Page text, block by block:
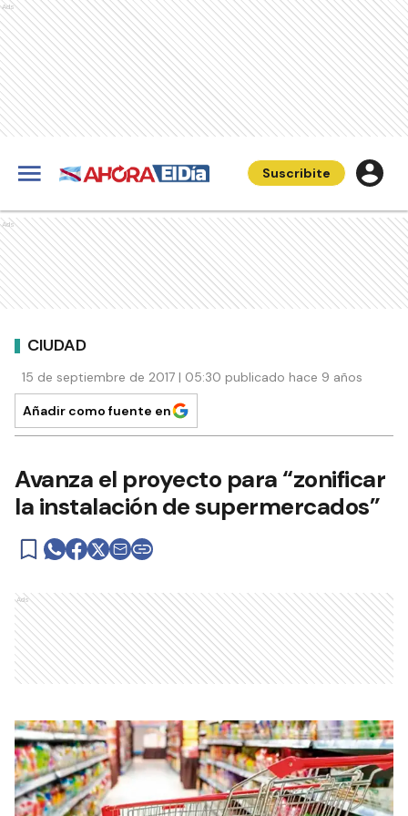
Ads
Suscribite
Ads
CIUDAD
15 de septiembre de 2017 | 05:30 publicado hace 9 años
Añadir como fuente en
Avanza el proyecto para “zonificar
la instalación de supermercados”
Ads